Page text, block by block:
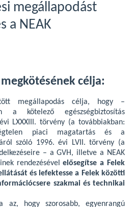
megállapodást
a NEAK
célja:
megállapodás célja, hogy –
a kötelező egészségbiztosítás
LXXXIII. törvény (a továbbiakban:
piaci magatartás és a
szóló 1996. évi LVII. törvény (a
– a GVH, illetve a NEAK
rendezésével elősegítse a Felek
és lefektesse a Felek közötti
szakmai és technikai
az, hogy szorosabb, egyenrangú